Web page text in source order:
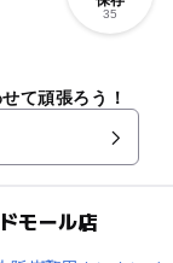
35
て頑張ろう！
モール店